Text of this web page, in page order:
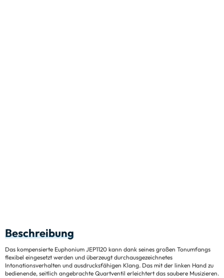
Beschreibung
Das kompensierte Euphonium JEP1120 kann dank seines großen Tonumfangs
flexibel eingesetzt werden und überzeugt durchausgezeichnetes
Intonationsverhalten und ausdrucksfähigen Klang. Das mit der linken Hand zu
bedienende, seitlich angebrachte Quartventil erleichtert das saubere Musizieren.